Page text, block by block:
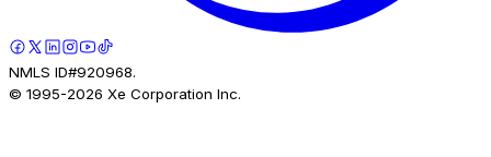
NMLS ID#920968.
© 1995-2026 Xe Corporation Inc.